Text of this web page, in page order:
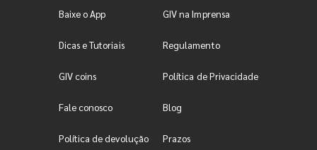
Baixe o App GIV na Imprensa
Dicas e Tutoriais Regulamento
GIV coins Política de Privacidade
Fale conosco Blog
Política de devolução Prazos